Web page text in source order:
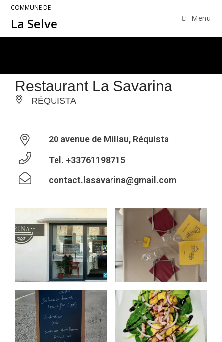
COMMUNE DE
La Selve Menu
Restaurant La Savarina
RÉQUISTA
20 avenue de Millau, Réquista
Tel. +33761198715
contact.lasavarina@gmail.com